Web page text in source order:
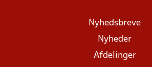
Nyhedsbreve
Nyheder
Afdelinger